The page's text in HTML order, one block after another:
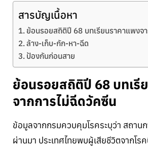
สารบัญเนื้อหา
ย้อนรอยสถิติปี 68 บทเรียนราคาแพงจ
ล้าง-เก็บ-กัก-หา-ฉีด
ป้องกันก่อนสาย
ย้อนรอยสถิติปี 68 บทเรี
จากการไม่ฉีดวัคซีน
ข้อมูลจากกรมควบคุมโรคระบุว่า สถาน
ผ่านมา ประเทศไทยพบผู้เสียชีวิตจากโร